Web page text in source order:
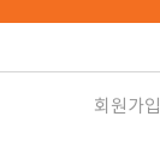
회원가입